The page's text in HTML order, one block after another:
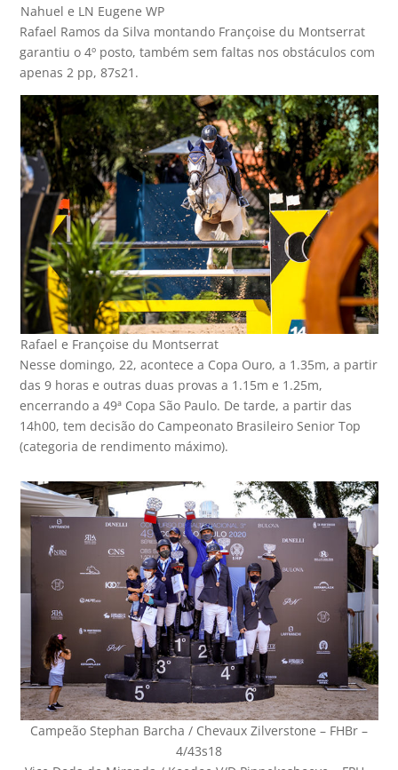
Nahuel e LN Eugene WP
Rafael Ramos da Silva montando Françoise du Montserrat
garantiu o 4º posto, também sem faltas nos obstáculos com
apenas 2 pp, 87s21.
Rafael e Françoise du Montserrat
Nesse domingo, 22, acontece a Copa Ouro, a 1.35m, a partir
das 9 horas e outras duas provas a 1.15m e 1.25m,
encerrando a 49ª Copa São Paulo. De tarde, a partir das
14h00, tem decisão do Campeonato Brasileiro Senior Top
(categoria de rendimento máximo).
Campeão Stephan Barcha / Chevaux Zilverstone – FHBr –
4/43s18